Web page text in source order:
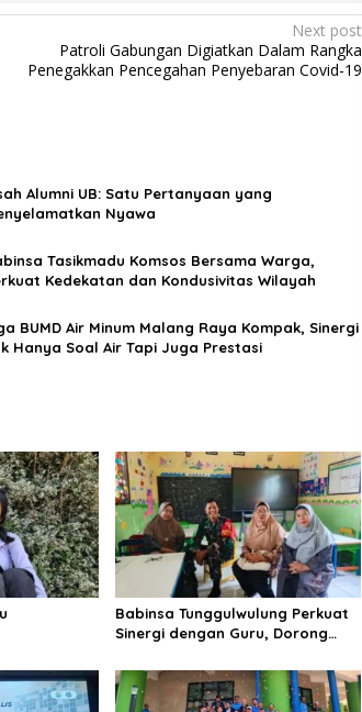
Next post
Patroli Gabungan Digiatkan Dalam Rangka
Penegakkan Pencegahan Penyebaran Covid-19
Alumni UB: Satu Pertanyaan yang
Nyawa
Tasikmadu Komsos Bersama Warga,
Kedekatan dan Kondusivitas Wilayah
BUMD Air Minum Malang Raya Kompak, Sinergi
Hanya Soal Air Tapi Juga Prestasi
Babinsa Tunggulwulung Perkuat
Sinergi dengan Guru, Dorong